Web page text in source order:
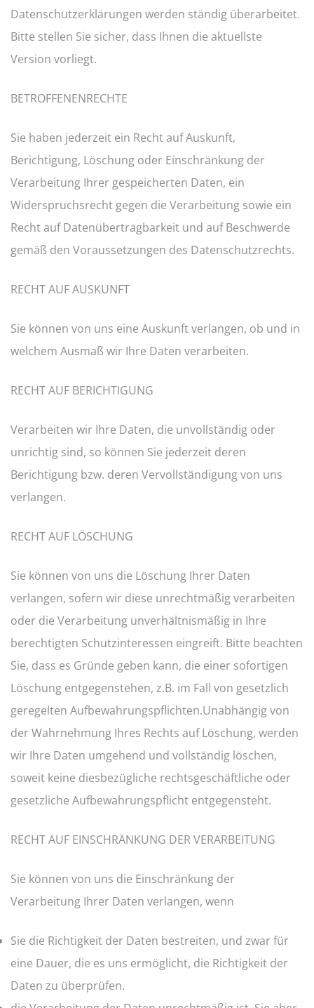
Datenschutzerklärungen werden ständig überarbeitet.
Bitte stellen Sie sicher, dass Ihnen die aktuellste
Version vorliegt.
BETROFFENENRECHTE
Sie haben jederzeit ein Recht auf Auskunft,
Berichtigung, Löschung oder Einschränkung der
Verarbeitung Ihrer gespeicherten Daten, ein
Widerspruchsrecht gegen die Verarbeitung sowie ein
Recht auf Datenübertragbarkeit und auf Beschwerde
gemäß den Voraussetzungen des Datenschutzrechts.
RECHT AUF AUSKUNFT
Sie können von uns eine Auskunft verlangen, ob und in
welchem Ausmaß wir Ihre Daten verarbeiten.
RECHT AUF BERICHTIGUNG
Verarbeiten wir Ihre Daten, die unvollständig oder
unrichtig sind, so können Sie jederzeit deren
Berichtigung bzw. deren Vervollständigung von uns
verlangen.
RECHT AUF LÖSCHUNG
Sie können von uns die Löschung Ihrer Daten
verlangen, sofern wir diese unrechtmäßig verarbeiten
oder die Verarbeitung unverhältnismäßig in Ihre
berechtigten Schutzinteressen eingreift. Bitte beachten
Sie, dass es Gründe geben kann, die einer sofortigen
Löschung entgegenstehen, z.B. im Fall von gesetzlich
geregelten Aufbewahrungspflichten.Unabhängig von
der Wahrnehmung Ihres Rechts auf Löschung, werden
wir Ihre Daten umgehend und vollständig löschen,
soweit keine diesbezügliche rechtsgeschäftliche oder
gesetzliche Aufbewahrungspflicht entgegensteht.
RECHT AUF EINSCHRÄNKUNG DER VERARBEITUNG
Sie können von uns die Einschränkung der
Verarbeitung Ihrer Daten verlangen, wenn
Sie die Richtigkeit der Daten bestreiten, und zwar für
eine Dauer, die es uns ermöglicht, die Richtigkeit der
Daten zu überprüfen.